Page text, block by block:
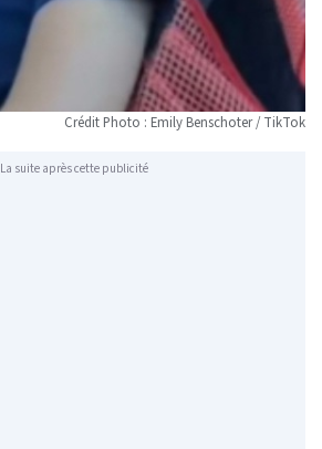
Crédit Photo : Emily Benschoter / TikTok
La suite après cette publicité